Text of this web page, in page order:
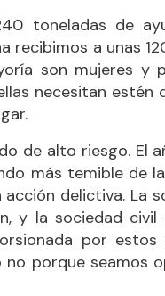
toneladas de
recibimos a unas
son mujeres y
necesitan estén
de alto riesgo. El
más temible de
delictiva. La
y la sociedad
por
porque seamos